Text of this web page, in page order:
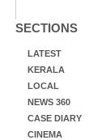
SECTIONS
LATEST
KERALA
LOCAL
NEWS 360
CASE DIARY
CINEMA